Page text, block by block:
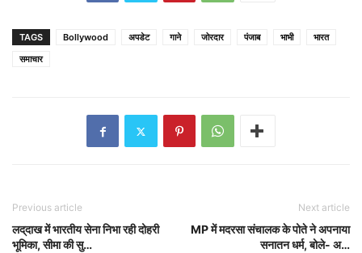
TAGS Bollywood अपडेट गाने जोरदार पंजाब भाभी
भारत
समाचार
Previous article
लद्​दाख में भारतीय सेना निभा रही दोहरी
भूमिका, सीमा की सु…
Next article
MP में मदरसा संचालक के पोते ने अपनाया
सनातन धर्म, बोले- अ…